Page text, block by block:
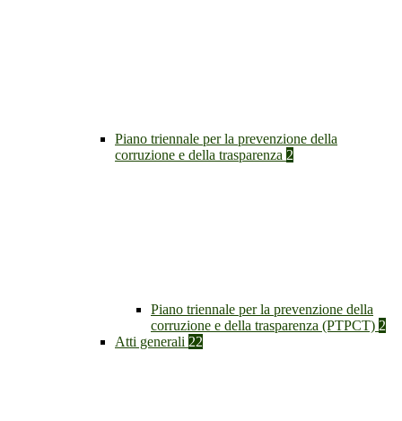
Piano triennale per la prevenzione della
corruzione e della trasparenza 2
Piano triennale per la prevenzione della
corruzione e della trasparenza (PTPCT) 2
Atti generali 22